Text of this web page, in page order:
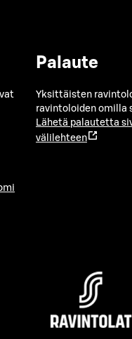
Palaute
Yksittäisten
ravintoloiden omilla
Lähetä palautetta
välilehteen